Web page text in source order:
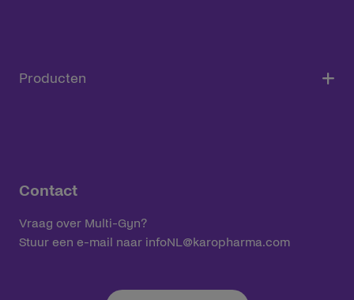
Producten
Contact
Vraag over Multi-Gyn?
Stuur een e-mail naar infoNL@karopharma.com